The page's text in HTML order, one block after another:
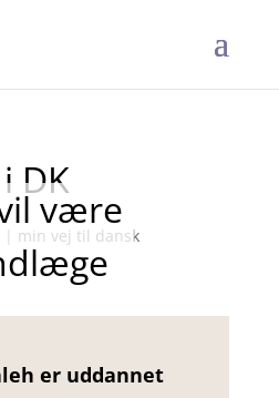
DK
| min vej til dansk
være
er uddannet